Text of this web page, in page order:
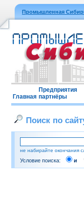
Промышленная
Главная
Предприятия
партнёры
Поиск по
не набирайте окончания
Условие поиска: и